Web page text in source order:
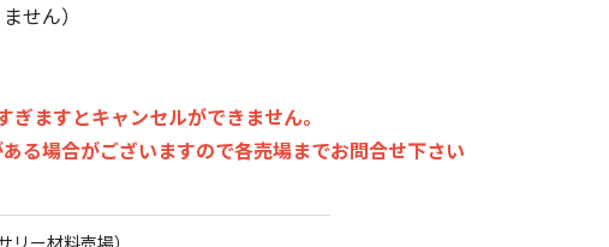
せん）
ますとキャンセルができません。
る場合がございますので各売場までお問合せ下さい
リー材料売場）